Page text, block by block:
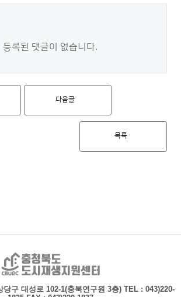
등록된 댓글이 없습니다.
다음글
목록
당구 대성로 102-1(충북연구원 3층) TEL : 043)220-